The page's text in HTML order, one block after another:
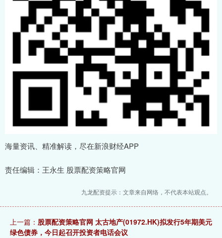
海量资讯、精准解读，尽在新浪财经APP
责任编辑：王永生 股票配资策略官网
九龙配资提示：文章来自网络，不代表本站观点。
上一篇： 股票配资策略官网 太古地产(01972.HK)拟发行5年期美元
绿色债券，今日起召开投资者电话会议